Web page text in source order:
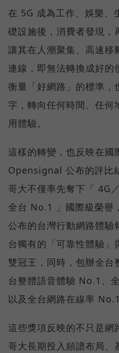
在 5G 成為工作、娛樂、
礎設施後，消費者發現，
讓其在人潮聚集、高速移
連線，即無法轉換成好的
衡量「好網路」的標準，
字，轉向任何時間、任何
用體驗。
這樣的轉變，也反映在國
Opensignal 公布的評比
哥大不僅率先奪下「 4G
全台 No.1 」國際級榮
公布的台灣行動網路體驗
台獨有的「可靠性體驗
雙冠王，同時，包辦全
台整體語音體驗 No.1、
以及全台網路在線率
這些獎項反映的不只是網
哥大長期投入頻譜布局、